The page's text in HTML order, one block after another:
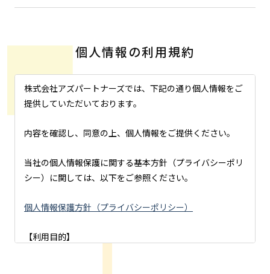
個人情報の利用規約
株式会社アズパートナーズでは、下記の通り個人情報をご
提供していただいております。
内容を確認し、同意の上、個人情報をご提供ください。
当社の個人情報保護に関する基本方針（プライバシーポリ
シー）に関しては、以下をご参照ください。
個人情報保護方針（プライバシーポリシー）
【利用目的】